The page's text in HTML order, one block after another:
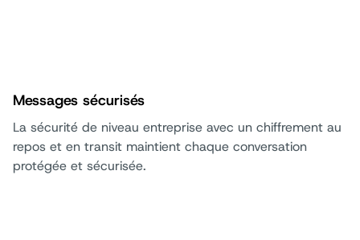
Messages sécurisés
La sécurité de niveau entreprise avec un chiffrement au
repos et en transit maintient chaque conversation
protégée et sécurisée.